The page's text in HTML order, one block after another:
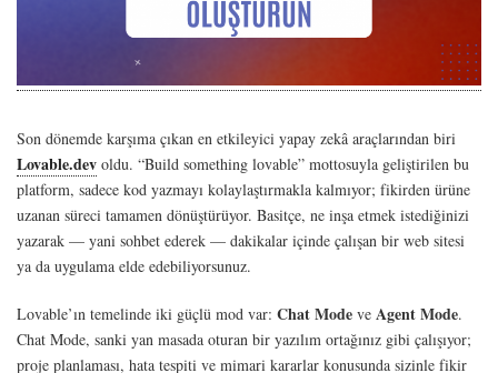
Son dönemde karşıma çıkan en etkileyici yapay zekâ araçlarından biri
Lovable.dev oldu. “Build something lovable” mottosuyla geliştirilen bu
platform, sadece kod yazmayı kolaylaştırmakla kalmıyor; fikirden ürüne
uzanan süreci tamamen dönüştürüyor. Basitçe, ne inşa etmek istediğinizi
yazarak — yani sohbet ederek — dakikalar içinde çalışan bir web sitesi
ya da uygulama elde edebiliyorsunuz.
Lovable’ın temelinde iki güçlü mod var: Chat Mode ve Agent Mode.
Chat Mode, sanki yan masada oturan bir yazılım ortağınız gibi çalışıyor;
proje planlaması, hata tespiti ve mimari kararlar konusunda sizinle fikir